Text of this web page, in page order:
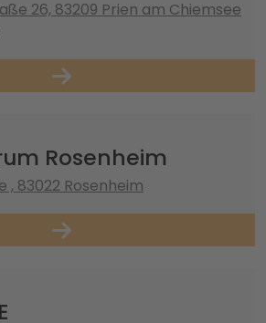
26, 83209 Prien am Chiemsee
Rosenheim
, 83022 Rosenheim